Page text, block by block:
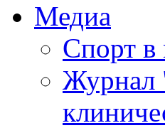
Медиа
Спорт в
Журнал